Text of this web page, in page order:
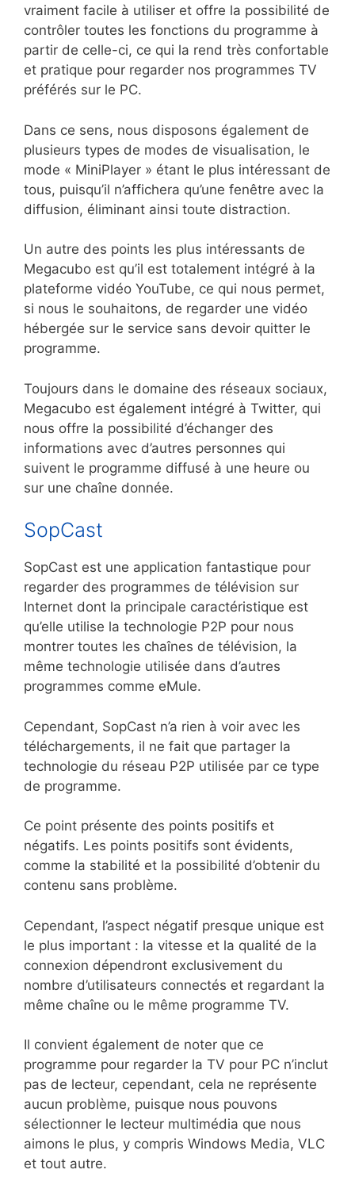
vraiment facile à utiliser et offre la possibilité de
contrôler toutes les fonctions du programme à
partir de celle-ci, ce qui la rend très confortable
et pratique pour regarder nos programmes TV
préférés sur le PC.
Dans ce sens, nous disposons également de
plusieurs types de modes de visualisation, le
mode « MiniPlayer » étant le plus intéressant de
tous, puisqu’il n’affichera qu’une fenêtre avec la
diffusion, éliminant ainsi toute distraction.
Un autre des points les plus intéressants de
Megacubo est qu’il est totalement intégré à la
plateforme vidéo YouTube, ce qui nous permet,
si nous le souhaitons, de regarder une vidéo
hébergée sur le service sans devoir quitter le
programme.
Toujours dans le domaine des réseaux sociaux,
Megacubo est également intégré à Twitter, qui
nous offre la possibilité d’échanger des
informations avec d’autres personnes qui
suivent le programme diffusé à une heure ou
sur une chaîne donnée.
SopCast
SopCast est une application fantastique pour
regarder des programmes de télévision sur
Internet dont la principale caractéristique est
qu’elle utilise la technologie P2P pour nous
montrer toutes les chaînes de télévision, la
même technologie utilisée dans d’autres
programmes comme eMule.
Cependant, SopCast n’a rien à voir avec les
téléchargements, il ne fait que partager la
technologie du réseau P2P utilisée par ce type
de programme.
Ce point présente des points positifs et
négatifs. Les points positifs sont évidents,
comme la stabilité et la possibilité d’obtenir du
contenu sans problème.
Cependant, l’aspect négatif presque unique est
le plus important : la vitesse et la qualité de la
connexion dépendront exclusivement du
nombre d’utilisateurs connectés et regardant la
même chaîne ou le même programme TV.
Il convient également de noter que ce
programme pour regarder la TV pour PC n’inclut
pas de lecteur, cependant, cela ne représente
aucun problème, puisque nous pouvons
sélectionner le lecteur multimédia que nous
aimons le plus, y compris Windows Media, VLC
et tout autre.